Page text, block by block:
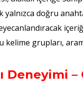
yalnızca doğru
kelime grupları,
Deneyimi